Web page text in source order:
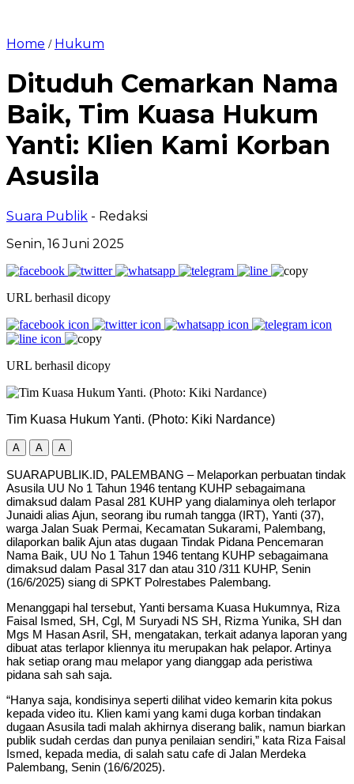
Home / Hukum
Dituduh Cemarkan Nama
Baik, Tim Kuasa Hukum
Yanti: Klien Kami Korban
Asusila
Suara Publik - Redaksi
Senin, 16 Juni 2025
URL berhasil dicopy
URL berhasil dicopy
Tim Kuasa Hukum Yanti. (Photo: Kiki Nardance)
A A A
SUARAPUBLIK.ID, PALEMBANG – Melaporkan perbuatan tindak
Asusila UU No 1 Tahun 1946 tentang KUHP sebagaimana
dimaksud dalam Pasal 281 KUHP yang dialaminya oleh terlapor
Junaidi alias Ajun, seorang ibu rumah tangga (IRT), Yanti (37),
warga Jalan Suak Permai, Kecamatan Sukarami, Palembang,
dilaporkan balik Ajun atas dugaan Tindak Pidana Pencemaran
Nama Baik, UU No 1 Tahun 1946 tentang KUHP sebagaimana
dimaksud dalam Pasal 317 dan atau 310 /311 KUHP, Senin
(16/6/2025) siang di SPKT Polrestabes Palembang.
Menanggapi hal tersebut, Yanti bersama Kuasa Hukumnya, Riza
Faisal Ismed, SH, Cgl, M Suryadi NS SH, Rizma Yunika, SH dan
Mgs M Hasan Asril, SH, mengatakan, terkait adanya laporan yang
dibuat atas terlapor kliennya itu merupakan hak pelapor. Artinya
hak setiap orang mau melapor yang dianggap ada peristiwa
pidana sah sah saja.
“Hanya saja, kondisinya seperti dilihat video kemarin kita pokus
kepada video itu. Klien kami yang kami duga korban tindakan
dugaan Asusila tadi malah akhirnya diserang balik, namun biarkan
publik sudah cerdas dan punya penilaian sendiri,” kata Riza Faisal
Ismed, kepada media, di salah satu cafe di Jalan Merdeka
Palembang, Senin (16/6/2025).